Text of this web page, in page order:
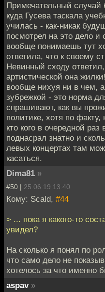
Примечательный
куда Гусева таскала
училась - как-никак
посмотрел на это дело
вообще понимаешь тут
ответила, что к своему
Невинный сходу
артистической она
вообще нихуя ни в чем,
зубрежкой - это норма
спрашивают, как вы
политике, хотя по
кто кого в очередной раз
поднасрал знатно и
левых концертах там
касаться.
Dima81 »
#50 | 25.06.19 13:40
Кому: Scald, #44
> ... пока я какого-то
увидел?
На сколько я понял по
что само дело не
хотелось за что именно
aspav »